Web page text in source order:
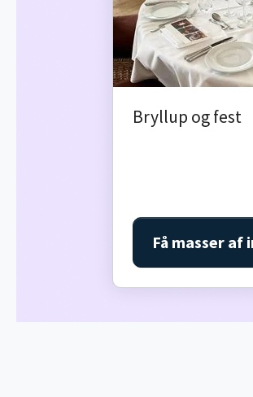
Bryllup og fest
Få masser af